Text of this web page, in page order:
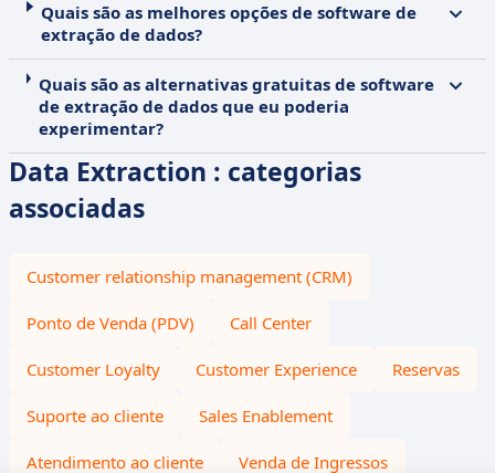
Quais são as melhores opções de software de
extração de dados?
Quais são as alternativas gratuitas de software
de extração de dados que eu poderia
experimentar?
Data Extraction : categorias
associadas
Customer relationship management (CRM)
Ponto de Venda (PDV) Call Center
Customer Loyalty Customer Experience Reservas
Suporte ao cliente Sales Enablement
Atendimento ao cliente Venda de Ingressos